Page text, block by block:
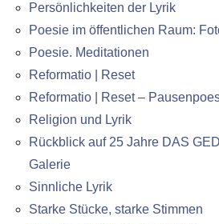
Persönlichkeiten der Lyrik
Poesie im öffentlichen Raum:
Poesie. Meditationen
Reformatio | Reset
Reformatio | Reset –
Religion und Lyrik
Rückblick auf 25 Jahre DAS
Galerie
Sinnliche Lyrik
Starke Stücke, starke Stimmen